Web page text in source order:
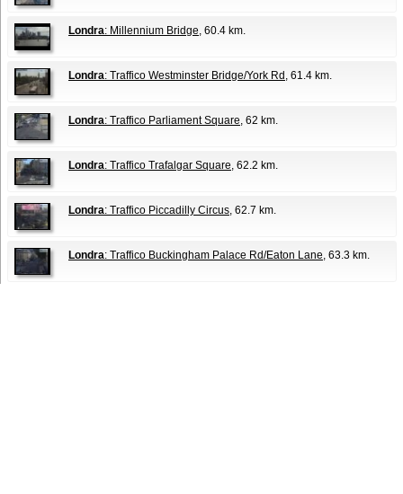
Londra: Millennium Bridge, 60.4 km.
Londra: Traffico Westminster Bridge/York Rd , 61.4 km.
Londra: Traffico Parliament Square, 62 km.
Londra: Traffico Trafalgar Square, 62.2 km.
Londra: Traffico Piccadilly Circus, 62.7 km.
Londra: Traffico Buckingham Palace Rd/Eaton Lane, 63.3 km.